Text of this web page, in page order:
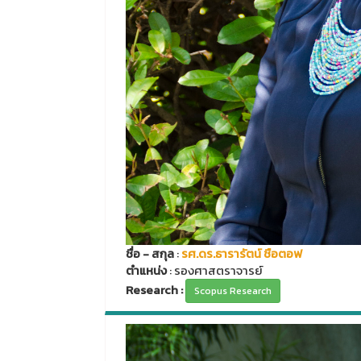
ชื่อ - สกุล:รศ.ดร.ธารารัตน์ ชือตอฟ
ตำแหน่ง: รองศาสตราจารย์
Research :
Scopus Research